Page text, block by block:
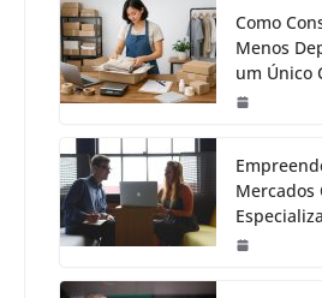
Como
Menos
um Único
Mercados